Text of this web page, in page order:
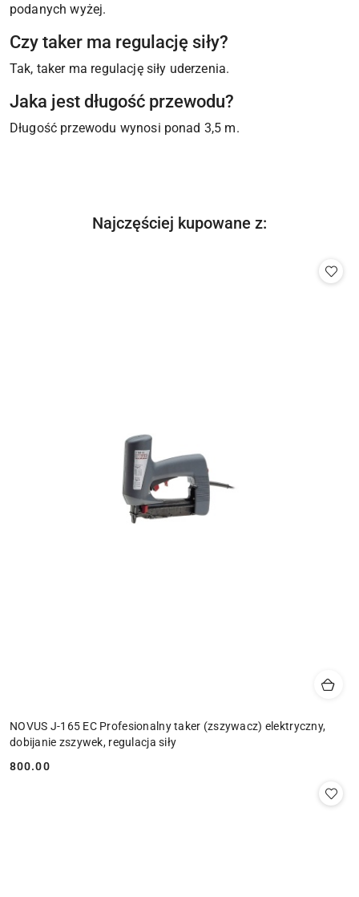
podanych wyżej.
Czy taker ma regulację siły?
Tak, taker ma regulację siły uderzenia.
Jaka jest długość przewodu?
Długość przewodu wynosi ponad 3,5 m.
Pomiń karuzelę produktów
Produkty
Najczęściej kupowane z:
NOVUS J-165 EC Profesionalny taker (zszywacz) elektryczny,
dobijanie zszywek, regulacja siły
Cena:
800.00